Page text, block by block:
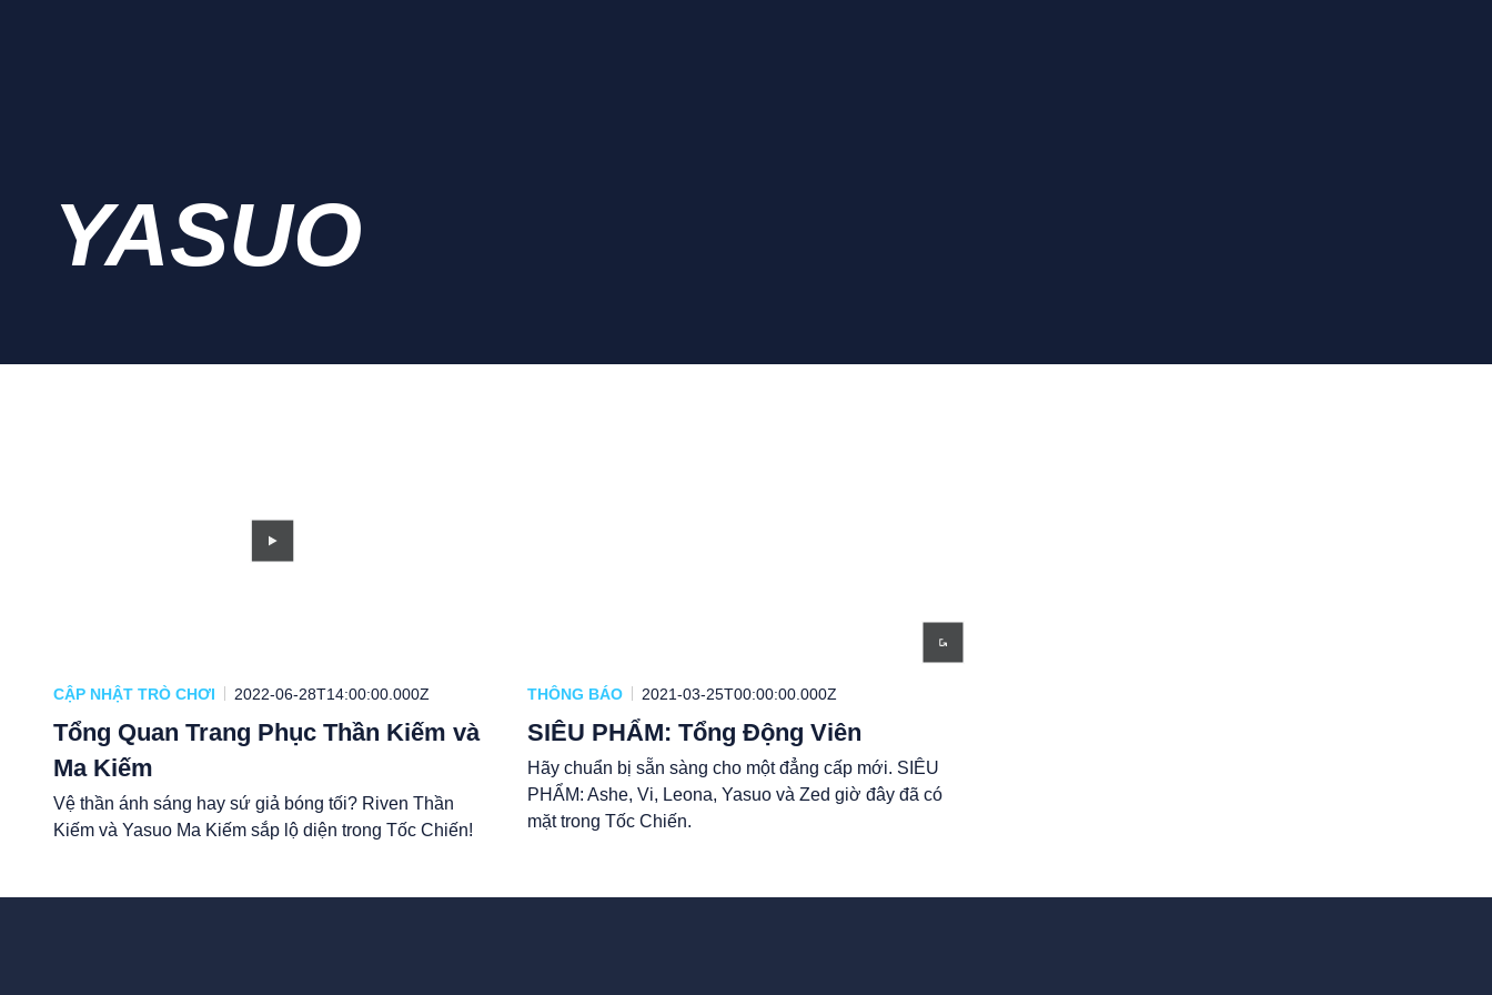
YASUO
CẬP NHẬT TRÒ CHƠI 2022-06-28T14:00:00.000Z
Tổng Quan Trang Phục Thần Kiếm và
Ma Kiếm
Vệ thần ánh sáng hay sứ giả bóng tối? Riven Thần
Kiếm và Yasuo Ma Kiếm sắp lộ diện trong Tốc Chiến!
THÔNG BÁO 2021-03-25T00:00:00.000Z
SIÊU PHẨM: Tổng Động Viên
Hãy chuẩn bị sẵn sàng cho một đẳng cấp mới. SIÊU
PHẨM: Ashe, Vi, Leona, Yasuo và Zed giờ đây đã có
mặt trong Tốc Chiến.